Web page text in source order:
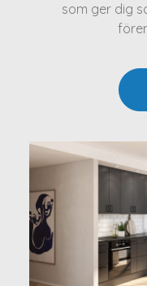
som ger dig